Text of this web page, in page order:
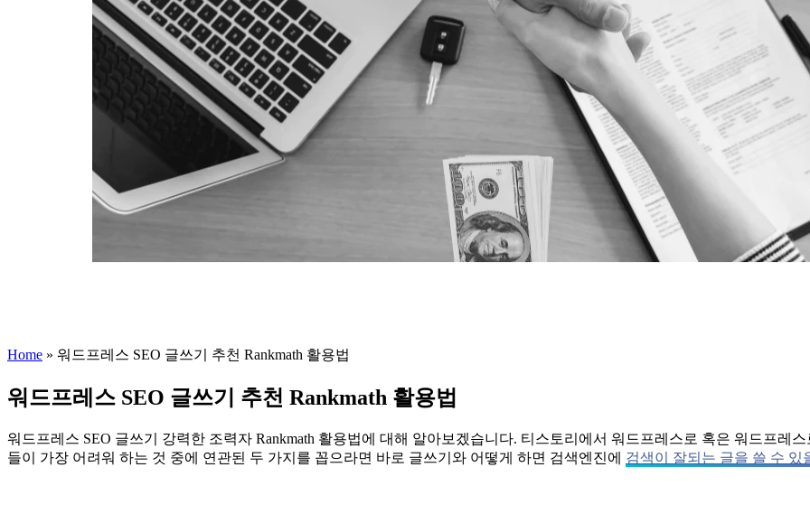
Home » 워드프레스 SEO 글쓰기 추천 Rankmath 활용법
워드프레스 SEO 글쓰기 추천 Rankmath 활용법
워드프레스 SEO 글쓰기 강력한 조력자 Rankmath 활용법에 대해 알아보겠습니다. 티스토리에서 워드프레스로 혹은 워드프레
들이 가장 어려워 하는 것 중에 연관된 두 가지를 꼽으라면 바로 글쓰기와 어떻게 하면 검색엔진에 검색이 잘되는 글을 쓸 수 있